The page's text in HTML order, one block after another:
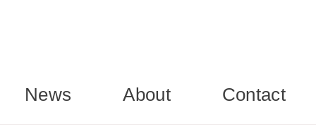
News About Contact